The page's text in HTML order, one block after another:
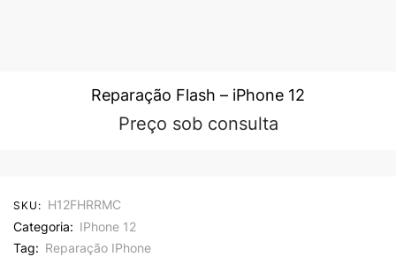
Reparação Flash – iPhone 12
Preço sob consulta
SKU: H12FHRRMC
Categoria: IPhone 12
Tag: Reparação IPhone